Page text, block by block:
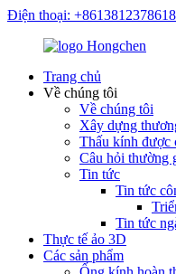
Điện thoại: +8613812378618
Trang chủ
Về chúng tôi
Về chúng tôi
Xây dựng
Thấu kính được
Câu hỏi thường
Tin tức
Tin tức
Tin tức
Thực tế ảo 3D
Các sản phẩm